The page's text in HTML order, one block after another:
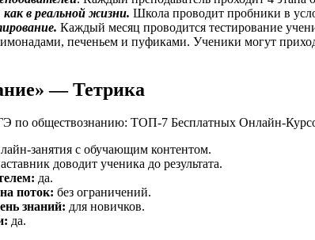
в реальной жизни. Школа проводит пробники в
Каждый месяц проводится тестирование
печеньем и пуфиками. Ученики могут
— Тетрика
занятия с обучающим контентом.
доводит ученика до результата.
да.
поток: без ограничений.
знаний: для новичков.
да.